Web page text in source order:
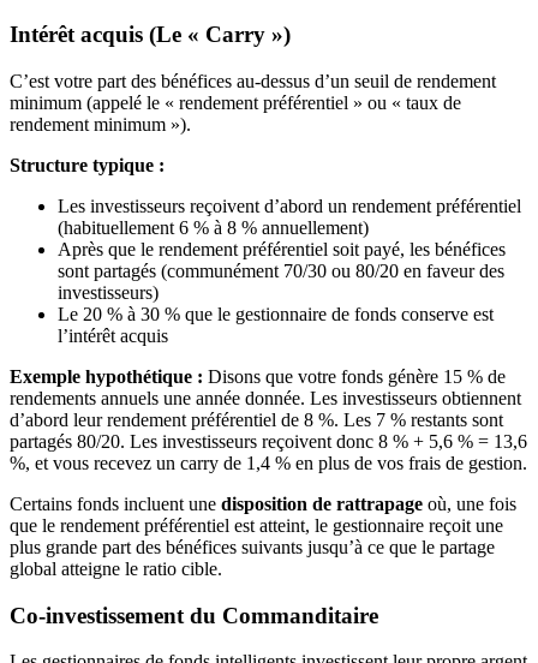
Intérêt acquis (Le « Carry »)
C’est votre part des bénéfices au-dessus d’un seuil de rendement
minimum (appelé le « rendement préférentiel » ou « taux de
rendement minimum »).
Structure typique :
Les investisseurs reçoivent d’abord un rendement préférentiel
(habituellement 6 % à 8 % annuellement)
Après que le rendement préférentiel soit payé, les bénéfices
sont partagés (communément 70/30 ou 80/20 en faveur des
investisseurs)
Le 20 % à 30 % que le gestionnaire de fonds conserve est
l’intérêt acquis
Exemple hypothétique : Disons que votre fonds génère 15 % de
rendements annuels une année donnée. Les investisseurs obtiennent
d’abord leur rendement préférentiel de 8 %. Les 7 % restants sont
partagés 80/20. Les investisseurs reçoivent donc 8 % + 5,6 % = 13,6
%, et vous recevez un carry de 1,4 % en plus de vos frais de gestion.
Certains fonds incluent une disposition de rattrapage où, une fois
que le rendement préférentiel est atteint, le gestionnaire reçoit une
plus grande part des bénéfices suivants jusqu’à ce que le partage
global atteigne le ratio cible.
Co-investissement du Commanditaire